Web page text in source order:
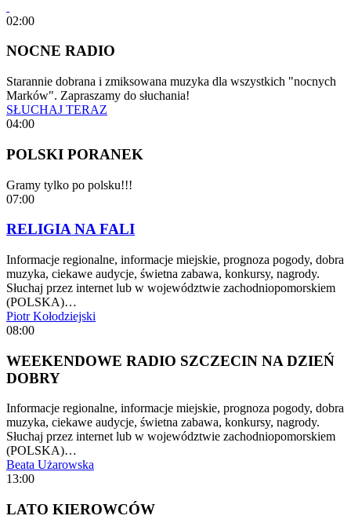
02:00
NOCNE RADIO
Starannie dobrana i zmiksowana muzyka dla wszystkich "nocnych
Marków". Zapraszamy do słuchania!
SŁUCHAJ TERAZ
04:00
POLSKI PORANEK
Gramy tylko po polsku!!!
07:00
RELIGIA NA FALI
Informacje regionalne, informacje miejskie, prognoza pogody, dobra
muzyka, ciekawe audycje, świetna zabawa, konkursy, nagrody.
Słuchaj przez internet lub w województwie zachodniopomorskiem
(POLSKA)…
Piotr Kołodziejski
08:00
WEEKENDOWE RADIO SZCZECIN NA DZIEŃ
DOBRY
Informacje regionalne, informacje miejskie, prognoza pogody, dobra
muzyka, ciekawe audycje, świetna zabawa, konkursy, nagrody.
Słuchaj przez internet lub w województwie zachodniopomorskiem
(POLSKA)…
Beata Użarowska
13:00
LATO KIEROWCÓW